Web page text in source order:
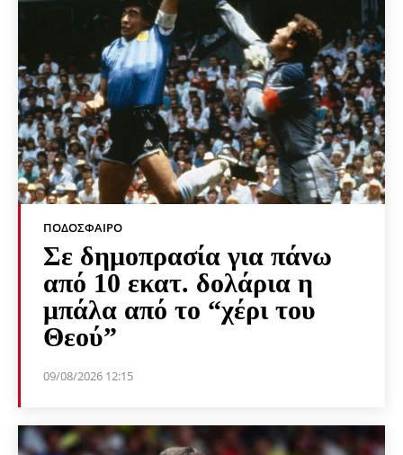
ΠΟΔΌΣΦΑΙΡΟ
Σε δημοπρασία για πάνω
από 10 εκατ. δολάρια η
μπάλα από το “χέρι του
Θεού”
09/08/2026 12:15